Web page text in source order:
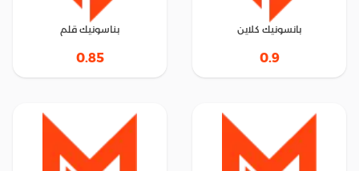
بانسونيك كلاين
0.9
بناسونيك قلم
0.85